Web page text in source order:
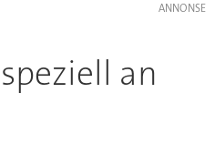
an